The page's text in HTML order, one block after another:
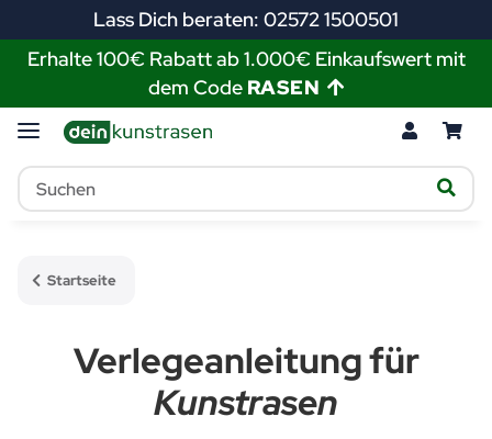
Lass Dich beraten: 02572 1500501
Erhalte 100€ Rabatt ab 1.000€ Einkaufswert mit
dem Code RASEN
Startseite
Verlegeanleitung für
Kunstrasen